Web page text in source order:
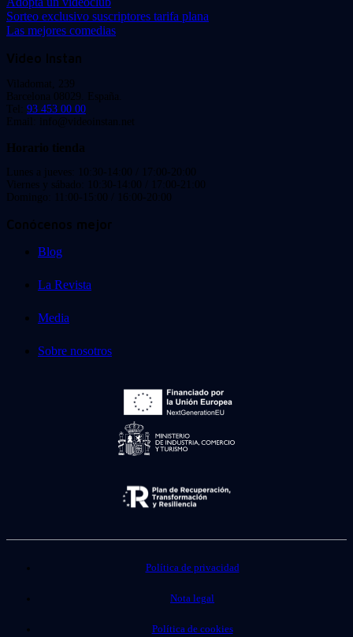
Sorteo exclusivo suscriptores tarifa plana
Las mejores comedias
Video Instan
Viladomat, 239
Barcelona 08029. España.
Tel: 93 453 00 00
Email: info@videoinstan.net
Horario tienda
Lunes a jueves: 10:30-14:00 / 17:00-20:00
Viernes y sábado: 10:30-14:00 / 17:00-21:00
Domingo: 11:00-15:00 / 16:00-20:00
Conócenos mejor
Blog
La Revista
Media
Sobre nosotros
Política de privacidad
Nota legal
Política de cookies